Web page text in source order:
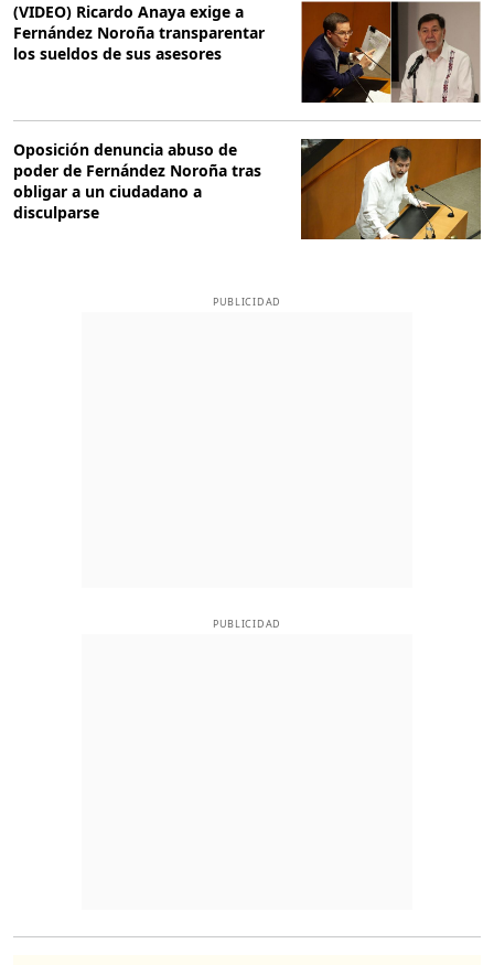
(VIDEO) Ricardo Anaya exige a
Fernández Noroña transparentar
los sueldos de sus asesores
Oposición denuncia abuso de
poder de Fernández Noroña tras
obligar a un ciudadano a
disculparse
PUBLICIDAD
PUBLICIDAD